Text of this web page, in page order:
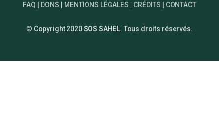
FAQ DONS MENTIONS LÉGALES CRÉDITS CONTACT
© Copyright 2020SOS SAHEL. Tous droits réservés.